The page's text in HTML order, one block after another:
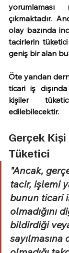
yorumlaması
çıkmaktadır.
olay bazında
tacirlerin
geniş bir alan
Öte yandan
ticari iş
kişiler
edilebilecektir.
Gerçek
Tüketici
"Ancak,
tacir, işlemi
bunun ticari
olmadığını
bildirdiği